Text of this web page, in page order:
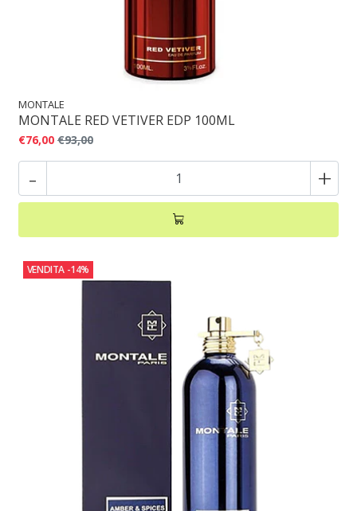
MONTALE
MONTALE RED VETIVER EDP 100ML
€76,00 €93,00
- +
VENDITA -14%